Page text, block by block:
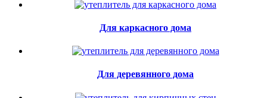
Для каркасного дома
Для деревянного дома